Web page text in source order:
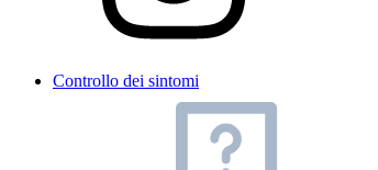
Controllo dei sintomi